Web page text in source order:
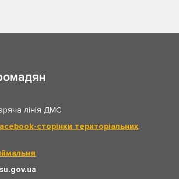
лінія ДМС
сторінки територіальних